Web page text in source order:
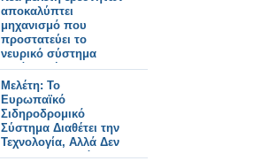
στα ιδιωτικά
φαρμακεία
αποκαλύπτει
μηχανισμό που
προστατεύει το
νευρικό σύστημα
κατά τη γήρανση και
προάγει τη μακροζωία
Μελέτη: Το
Ευρωπαϊκό
Σιδηροδρομικό
Σύστημα Διαθέτει την
Τεχνολογία, Αλλά Δεν
Έχει Χρηματοδότηση